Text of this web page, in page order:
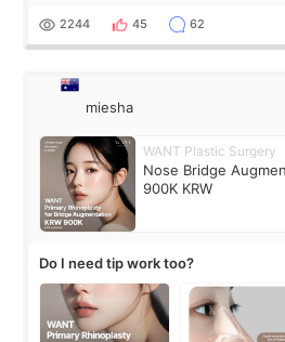
for skin tightening
2244 45 62
miesha
WANT Plastic Surgery
Nose Bridge
900K KRW
Do I need tip work too?